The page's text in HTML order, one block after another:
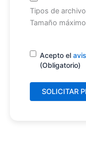
Tipos de
Tamaño
Consentimiento
Acepto el
(Obligatorio)